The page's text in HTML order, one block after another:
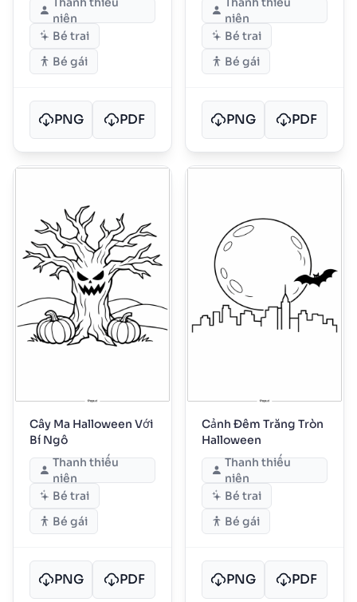
niên
Bé trai
Bé gái
PNG PDF
niên
Bé trai
Bé gái
PNG PDF
Cây Ma Halloween Với
Bí Ngô
Thanh thiếu
niên
Bé trai
Bé gái
PNG PDF
Cảnh Đêm Trăng Tròn
Halloween
Thanh thiếu
niên
Bé trai
Bé gái
PNG PDF